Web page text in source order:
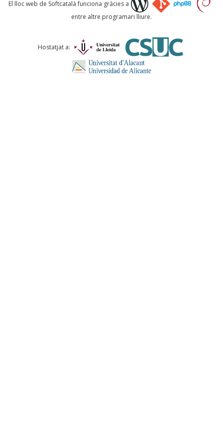
Comentari *
El lloc web de Softcatalà funciona gràcies a
entre altre programari lliure.
Hostatjat a: